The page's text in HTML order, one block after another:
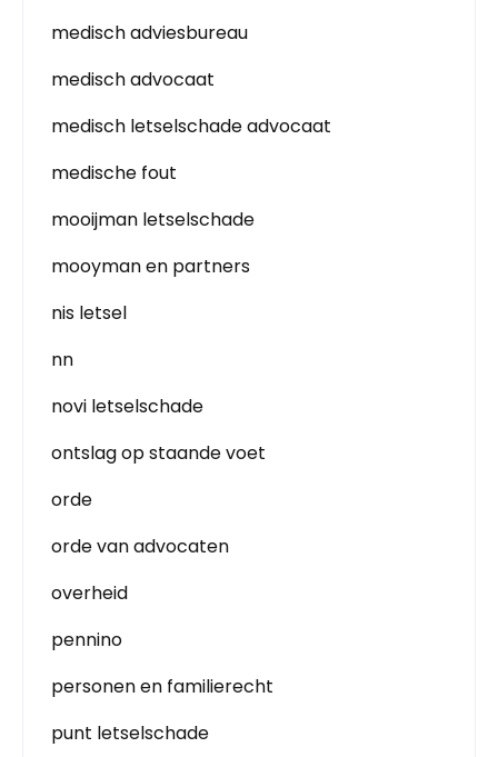
medisch adviesbureau
medisch advocaat
medisch letselschade advocaat
medische fout
mooijman letselschade
mooyman en partners
nis letsel
nn
novi letselschade
ontslag op staande voet
orde
orde van advocaten
overheid
pennino
personen en familierecht
punt letselschade